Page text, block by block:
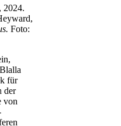
2024.
Foto: